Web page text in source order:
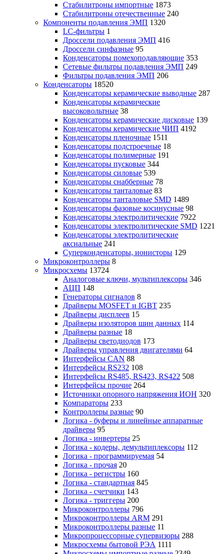
Стабилитроны импортные 1873
Стабилитроны отечественные 240
Компоненты подавления ЭМП 1320
LC-фильтры 1
Дроссели подавления ЭМП 416
Дроссели синфазные 95
Конденсаторы помехоподавляющие 353
Сетевые фильтры подавления ЭМП 249
Фильтры подавления ЭМП 206
Конденсаторы 18520
Конденсаторы керамические выводные 287
Конденсаторы керамические
высоковольтные 38
Конденсаторы керамические дисковые 139
Конденсаторы керамические ЧИП 4192
Конденсаторы пленочные 1511
Конденсаторы подстроечные 18
Конденсаторы полимерные 191
Конденсаторы пусковые 344
Конденсаторы силовые 539
Конденсаторы снабберные 78
Конденсаторы танталовые 83
Конденсаторы танталовые SMD 1489
Конденсаторы фазовые косинусные 98
Конденсаторы электролитические 7922
Конденсаторы электролитические SMD 1221
Конденсаторы электролитические
аксиальные 241
Суперконденсаторы, ионисторы 129
Микроконтроллеры 8
Микросхемы 13724
Аналоговые ключи, мультиплексоры 346
АЦП 148
Генераторы сигналов 8
Драйверы MOSFET и IGBT 235
Драйверы дисплеев 15
Драйверы изоляторов шин данных 114
Драйверы разные 18
Драйверы светодиодов 173
Драйверы управления двигателями 64
Интерфейсы CAN 88
Интерфейсы RS232 108
Интерфейсы RS485, RS423, RS422 508
Интерфейсы прочие 264
Источники опорного напряжения ИОН 320
Компараторы 233
Контроллеры разные 90
Логика - буферы и линейные аппаратные
драйверы 95
Логика - инвертеры 25
Логика - кодеры, демультиплексоры 112
Логика - программируемая 54
Логика - прочая 20
Логика - регистры 160
Логика - стандартная 845
Логика - счетчики 143
Логика - триггеры 200
Микроконтроллеры 796
Микроконтроллеры ARM 291
Микроконтроллеры разные 11
Микропроцессорные супервизоры 288
Микросхемы бытовой РЭА 1111